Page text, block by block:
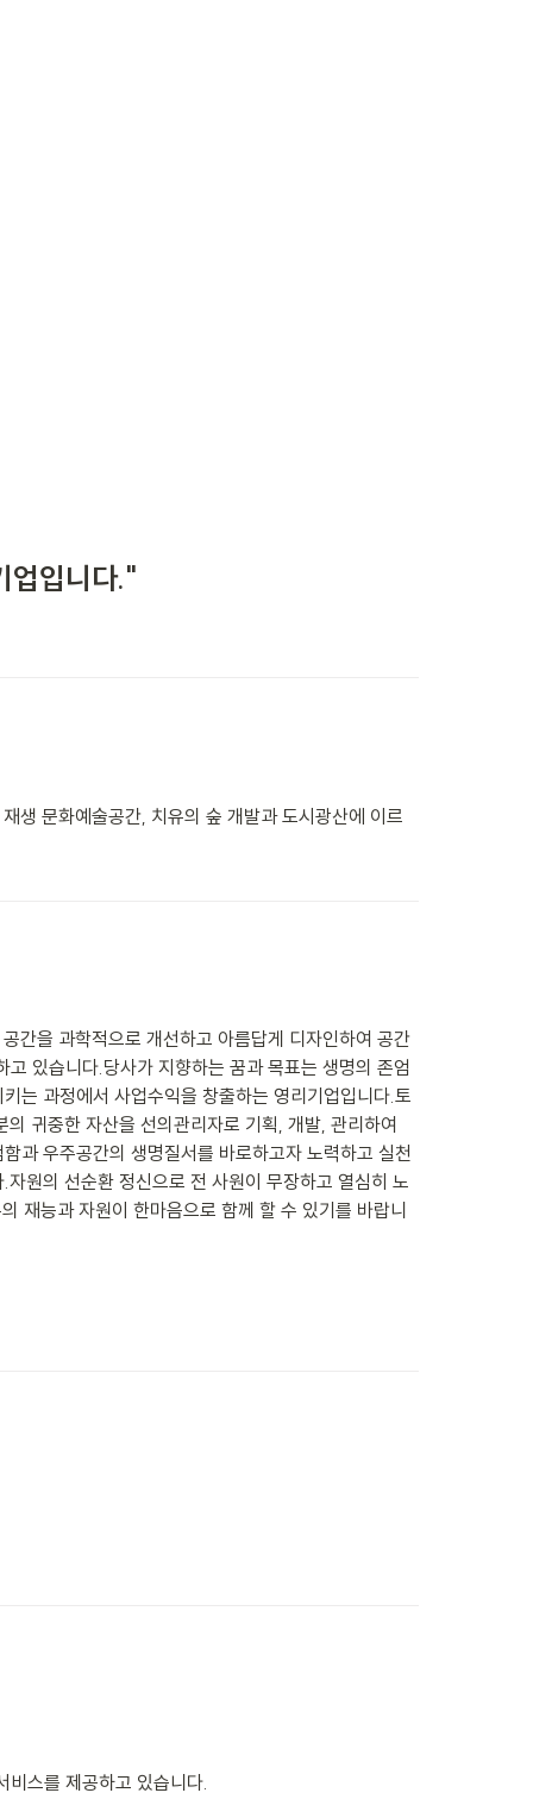
업입니다."
생 문화예술공간, 치유의 숲 개발과 도시광산에 이르
간을 과학적으로 개선하고 아름답게 디자인하여 공간
있습니다.당사가 지향하는 꿈과 목표는 생명의 존엄
는 과정에서 사업수익을 창출하는 영리기업입니다.토
귀중한 자산을 선의관리자로 기획, 개발, 관리하여
과 우주공간의 생명질서를 바로하고자 노력하고 실천
원의 선순환 정신으로 전 사원이 무장하고 열심히 노
재능과 자원이 한마음으로 함께 할 수 있기를 바랍니
스를 제공하고 있습니다.